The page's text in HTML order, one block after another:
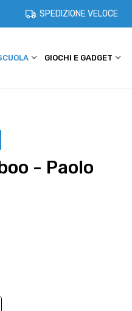
SPEDIZIONE VELOCE
GIOCHI E GADGET
- Paolo
QUANTITÀ: